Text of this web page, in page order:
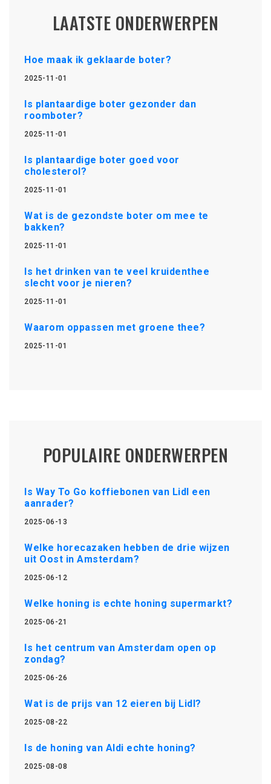
LAATSTE ONDERWERPEN
Hoe maak ik geklaarde boter?
2025-11-01
Is plantaardige boter gezonder dan
roomboter?
2025-11-01
Is plantaardige boter goed voor
cholesterol?
2025-11-01
Wat is de gezondste boter om mee te
bakken?
2025-11-01
Is het drinken van te veel kruidenthee
slecht voor je nieren?
2025-11-01
Waarom oppassen met groene thee?
2025-11-01
POPULAIRE ONDERWERPEN
Is Way To Go koffiebonen van Lidl een
aanrader?
2025-06-13
Welke horecazaken hebben de drie wijzen
uit Oost in Amsterdam?
2025-06-12
Welke honing is echte honing supermarkt?
2025-06-21
Is het centrum van Amsterdam open op
zondag?
2025-06-26
Wat is de prijs van 12 eieren bij Lidl?
2025-08-22
Is de honing van Aldi echte honing?
2025-08-08